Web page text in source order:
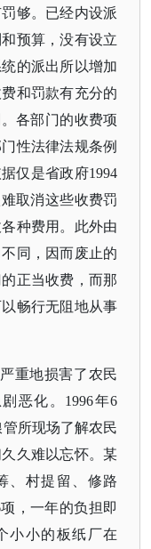
够。已经内设派
预算，没有设立
的派出所以增加
和罚款有充分的
各部门的收费项
性法律法规条例
仅是省政府1994
取消这些收费罚
种费用。此外由
同，因而废止的
正当收费，而那
畅行无阻地从事
重地损害了农民
恶化。1996年6
所现场了解农民
久难以忘怀。某
、村提留、修路
，一年的负担即
小小的板纸厂在